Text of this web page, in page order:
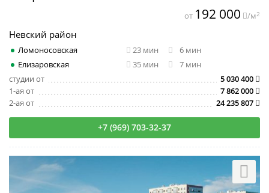
Невский район
Ломоносовская 23 мин
6 мин
Елизаровская
35 мин
7 мин
студии от
5 030 400
1-ая от
7 862 000
2-ая от
24 235 807
от 192 000 /м2
+7 (969) 703-32-37